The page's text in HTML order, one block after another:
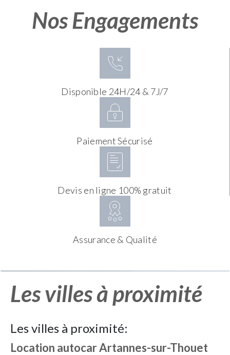
Nos Engagements
Disponible 24H/24 & 7J/7
Paiement Sécurisé
Devis en ligne 100% gratuit
Assurance & Qualité
Les villes à proximité
Les villes à proximité:
Location autocarArtannes-sur-Thouet